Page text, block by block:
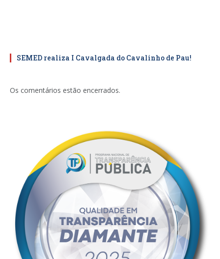
SEMED realiza I Cavalgada do Cavalinho de Pau!
Os comentários estão encerrados.